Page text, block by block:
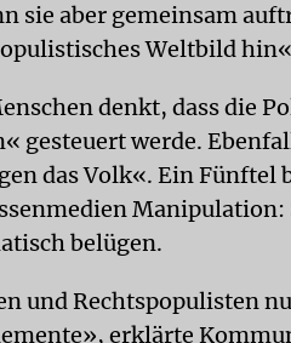
sie aber gemeinsam
Weltbild
denkt, dass die
gesteuert werde.
das Volk«. Ein Fünftel
Manipulation:
belügen.
und Rechtspopulisten
erklärte